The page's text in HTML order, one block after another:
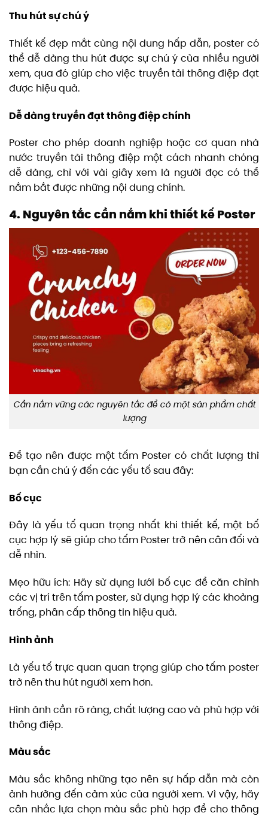
Thu hút sự chú ý
Thiết kế đẹp mắt cùng nội dung hấp dẫn, poster có
thể dễ dàng thu hút được sự chú ý của nhiều người
xem, qua đó giúp cho việc truyền tải thông điệp đạt
được hiệu quả.
Dễ dàng truyền đạt thông điệp chính
Poster cho phép doanh nghiệp hoặc cơ quan nhà
nước truyền tải thông điệp một cách nhanh chóng
dễ dàng, chỉ với vài giây xem là người đọc có thể
nắm bắt được những nội dung chính.
4. Nguyên tắc cần nắm khi thiết kế Poster
Cần nắm vững các nguyên tắc để có một sản phẩm chất
lượng
Để tạo nên được một tấm Poster có chất lượng thì
bạn cần chú ý đến các yếu tố sau đây:
Bố cục
Đây là yếu tố quan trọng nhất khi thiết kế, một bố
cục hợp lý sẽ giúp cho tấm Poster trở nên cân đối và
dễ nhìn.
Mẹo hữu ích: Hãy sử dụng lưới bố cục để căn chỉnh
các vị trí trên tấm poster, sử dụng hợp lý các khoảng
trống, phân cấp thông tin hiệu quả.
Hình ảnh
Là yếu tố trực quan quan trọng giúp cho tấm poster
trở nên thu hút người xem hơn.
Hình ảnh cần rõ ràng, chất lượng cao và phù hợp với
thông điệp.
Màu sắc
Màu sắc không những tạo nên sự hấp dẫn mà còn
ảnh hưởng đến cảm xúc của người xem. Vì vậy, hãy
cân nhắc lựa chọn màu sắc phù hợp để cho thông